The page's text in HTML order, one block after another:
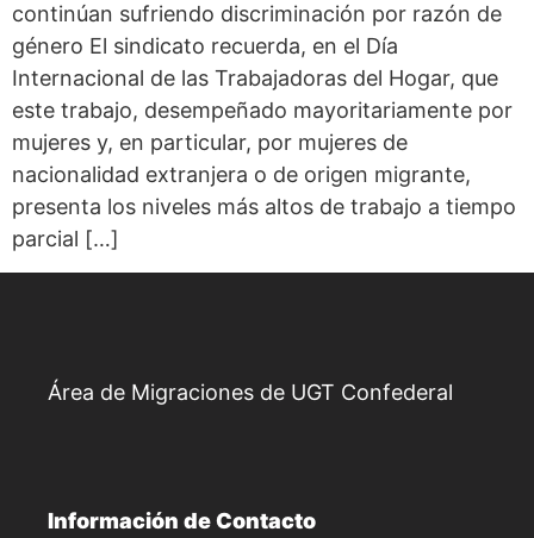
continúan sufriendo discriminación por razón de
género El sindicato recuerda, en el Día
Internacional de las Trabajadoras del Hogar, que
este trabajo, desempeñado mayoritariamente por
mujeres y, en particular, por mujeres de
nacionalidad extranjera o de origen migrante,
presenta los niveles más altos de trabajo a tiempo
parcial […]
Área de Migraciones de UGT Confederal
Información de Contacto